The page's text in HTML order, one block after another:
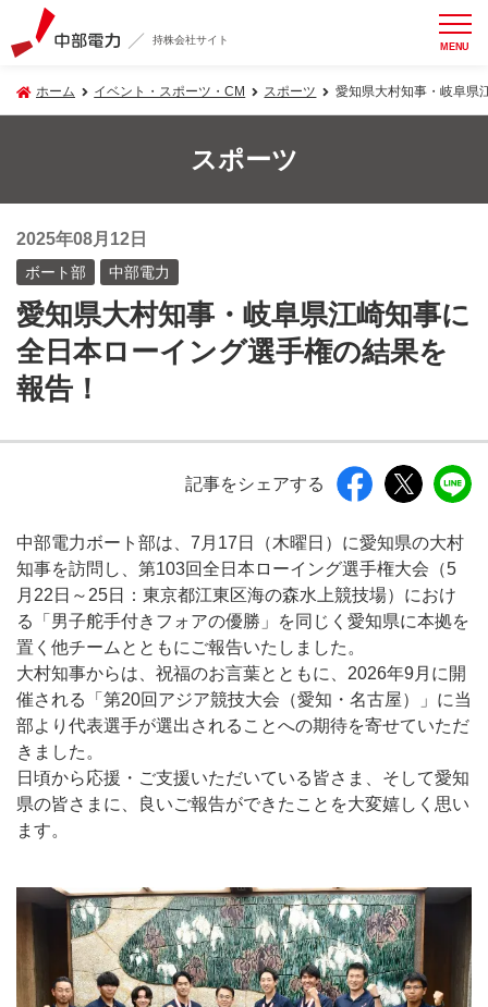
持株会社サイト MENU
ホーム イベント・スポーツ・CM スポーツ 愛知県大村知事・岐阜県
スポーツ
2025年08月12日
ボート部 中部電力
愛知県大村知事・岐阜県江崎知事に
全日本ローイング選手権の結果を
報告！
記事をシェアする
中部電力ボート部は、7月17日（木曜日）に愛知県の大村
知事を訪問し、第103回全日本ローイング選手権大会（5
月22日～25日：東京都江東区海の森水上競技場）におけ
る「男子舵手付きフォアの優勝」を同じく愛知県に本拠を
置く他チームとともにご報告いたしました。
大村知事からは、祝福のお言葉とともに、2026年9月に開
催される「第20回アジア競技大会（愛知・名古屋）」に当
部より代表選手が選出されることへの期待を寄せていただ
きました。
日頃から応援・ご支援いただいている皆さま、そして愛知
県の皆さまに、良いご報告ができたことを大変嬉しく思い
ます。